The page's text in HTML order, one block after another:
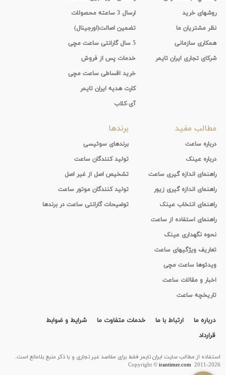
روشهای خرید
نظر مشتریان ما
همکاری سازمانی
شرکای تجاری ایران تایمر
ارسال 3 ساعته محصولات
تضمین اصالت(اورجینال)
5 سال گارانتی ساعت مچی
خدمات پس از فروش
خرید اقساطی ساعت مچی
کارت هدیه ایران تایمر
آی-کلاب
مطالب مفید
درباره ساعت
درباره عینک
راهنمای اندازه گیری ساعت
راهنمای اندازه گیری زیور
راهنمای انتخاب عینک
راهنمای استفاده از ساعت
نحوه نگهداری عینک
تعاریف ویژگیهای ساعت
ویدئوها ساعت مچی
اخبار و مقالات ساعت
تاریخچه ساعت
برندها
برندهای سوئیسی
تولید کنندگان ساعت
تشخیص اصل از غیر اصل
تولید کنندگان موتور ساعت
توضیحات گارانتی ساعت در برندها
درباره ما ارتباط با ما خدمات متفاوت ما
شرایط و ضوابط
قرارداد
استفاده از مطالب سايت ایران تایمر فقط برای مقاصد غیر تجاری و با ذکر منبع بلامانع است.
Copyright ©irantimer.com2011-2026